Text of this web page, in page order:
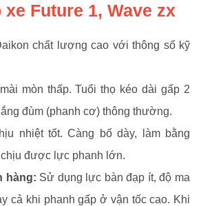
xe Future 1, Wave zx
chất lượng cao với thông số kỹ
mòn thấp. Tuổi thọ kéo dài gấp 2
đùm (phanh cơ) thông thường.
nhiệt tốt. Càng bố dày, làm bằng
được lực phanh lớn.
hàng: Sử dụng lực bàn đạp ít, độ ma
cả khi phanh gấp ở vận tốc cao. Khi